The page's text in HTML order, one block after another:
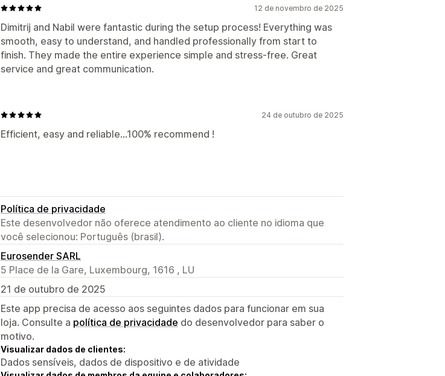
12 de novembro de 2025
Dimitrij and Nabil were fantastic during the setup process! Everything was
smooth, easy to understand, and handled professionally from start to
finish. They made the entire experience simple and stress-free. Great
service and great communication.
24 de outubro de 2025
Efficient, easy and reliable...100% recommend !
Política de privacidade
Este desenvolvedor não oferece atendimento ao cliente no idioma que
você selecionou: Português (brasil).
Eurosender SARL
5 Place de la Gare, Luxembourg, 1616 , LU
21 de outubro de 2025
Este app precisa de acesso aos seguintes dados para funcionar em sua
loja. Consulte a política de privacidade do desenvolvedor para saber o
motivo.
Visualizar dados de clientes:
Dados sensíveis, dados de dispositivo e de atividade